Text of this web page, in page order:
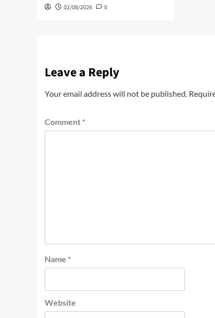
02/08/2026 0
Leave a Reply
Your email address will not be published.
Comment *
Name *
Website